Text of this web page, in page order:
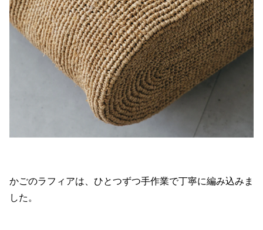
かごのラフィアは、ひとつずつ手作業で丁寧に編み込みま
した。